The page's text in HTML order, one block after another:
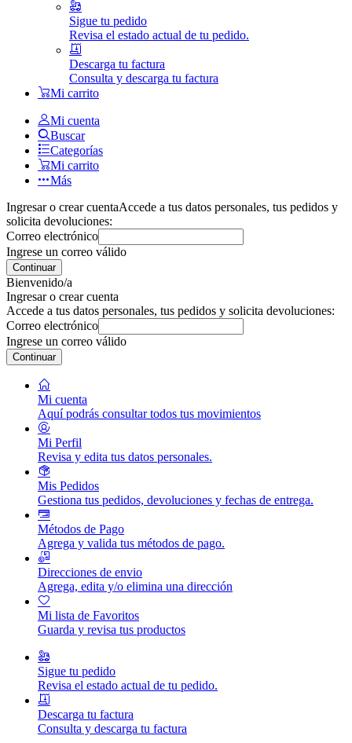
Sigue tu pedido
Revisa el estado actual de tu pedido.
Descarga tu factura
Consulta y descarga tu factura
Mi carrito
Mi cuenta
Buscar
Categorías
Mi carrito
Más
Ingresar o crear cuentaAccede a tus datos personales, tus pedidos y
solicita devoluciones:
Correo electrónico
Ingrese un correo válido
Continuar
Bienvenido/a
Ingresar o crear cuenta
Accede a tus datos personales, tus pedidos y solicita devoluciones:
Correo electrónico
Ingrese un correo válido
Continuar
Mi cuenta
Aquí podrás consultar todos tus movimientos
Mi Perfil
Revisa y edita tus datos personales.
Mis Pedidos
Gestiona tus pedidos, devoluciones y fechas de entrega.
Métodos de Pago
Agrega y valida tus métodos de pago.
Direcciones de envio
Agrega, edita y/o elimina una dirección
Mi lista de Favoritos
Guarda y revisa tus productos
Sigue tu pedido
Revisa el estado actual de tu pedido.
Descarga tu factura
Consulta y descarga tu factura